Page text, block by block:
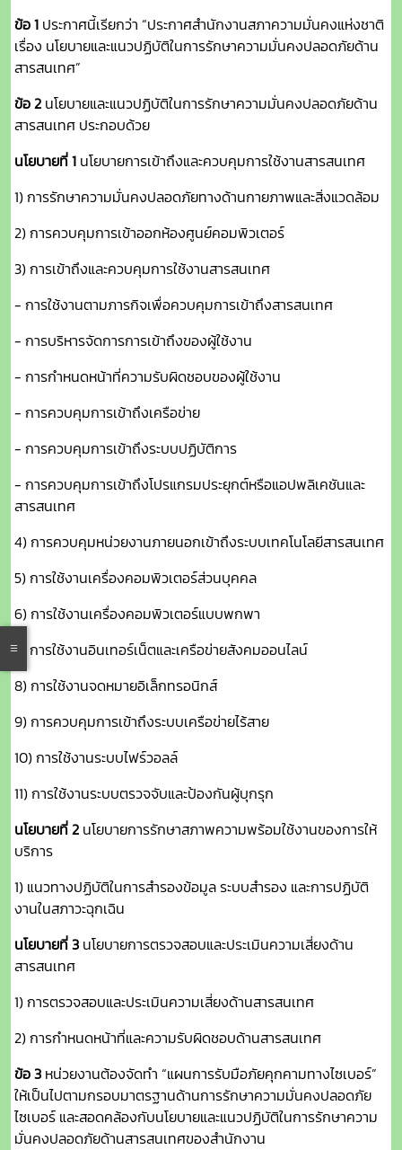
ข้อ 1 ประกาศนี้เรียกว่า “ประกาศสำนักงานสภาความมั่นคงแห่งชาติ
เรื่อง นโยบายและแนวปฏิบัติในการรักษาความมั่นคงปลอดภัยด้าน
สารสนเทศ”
ข้อ 2 นโยบายและแนวปฏิบัติในการรักษาความมั่นคงปลอดภัยด้าน
สารสนเทศ ประกอบด้วย
นโยบายที่ 1 นโยบายการเข้าถึงและควบคุมการใช้งานสารสนเทศ
1) การรักษาความมั่นคงปลอดภัยทางด้านกายภาพและสิ่งแวดล้อม
2) การควบคุมการเข้าออกห้องศูนย์คอมพิวเตอร์
3) การเข้าถึงและควบคุมการใช้งานสารสนเทศ
- การใช้งานตามภารกิจเพื่อควบคุมการเข้าถึงสารสนเทศ
- การบริหารจัดการการเข้าถึงของผู้ใช้งาน
- การกำหนดหน้าที่ความรับผิดชอบของผู้ใช้งาน
- การควบคุมการเข้าถึงเครือข่าย
- การควบคุมการเข้าถึงระบบปฏิบัติการ
- การควบคุมการเข้าถึงโปรแกรมประยุกต์หรือแอปพลิเคชันและ
สารสนเทศ
4) การควบคุมหน่วยงานภายนอกเข้าถึงระบบเทคโนโลยีสารสนเทศ
5) การใช้งานเครื่องคอมพิวเตอร์ส่วนบุคคล
6) การใช้งานเครื่องคอมพิวเตอร์แบบพกพา
7) การใช้งานอินเทอร์เน็ตและเครือข่ายสังคมออนไลน์
8) การใช้งานจดหมายอิเล็กทรอนิกส์
9) การควบคุมการเข้าถึงระบบเครือข่ายไร้สาย
10) การใช้งานระบบไฟร์วอลล์
11) การใช้งานระบบตรวจจับและป้องกันผู้บุกรุก
นโยบายที่ 2 นโยบายการรักษาสภาพความพร้อมใช้งานของการให้
บริการ
1) แนวทางปฏิบัติในการสำรองข้อมูล ระบบสำรอง และการปฏิบัติ
งานในสภาวะฉุกเฉิน
นโยบายที่ 3 นโยบายการตรวจสอบและประเมินความเสี่ยงด้าน
สารสนเทศ
1) การตรวจสอบและประเมินความเสี่ยงด้านสารสนเทศ
2) การกำหนดหน้าที่และความรับผิดชอบด้านสารสนเทศ
ข้อ 3 หน่วยงานต้องจัดทำ “แผนการรับมือภัยคุกคามทางไซเบอร์”
ให้เป็นไปตามกรอบมาตรฐานด้านการรักษาความมั่นคงปลอดภัย
ไซเบอร์ และสอดคล้องกับนโยบายและแนวปฏิบัติในการรักษาความ
มั่นคงปลอดภัยด้านสารสนเทศของสำนักงาน